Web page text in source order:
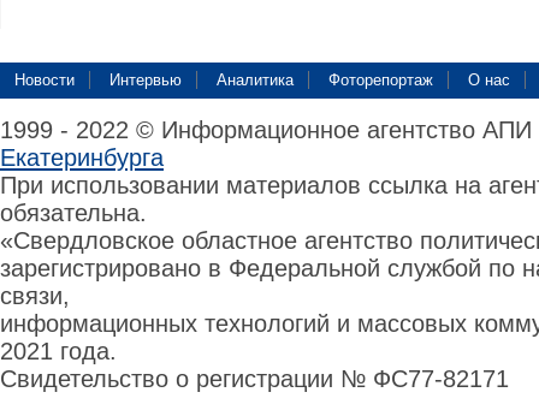
Новости Интервью Аналитика Фоторепортаж О нас
1999 - 2022 © Информационное агентство
Екатеринбурга
При использовании материалов ссылка на
обязательна.
«Свердловское областное агентство
зарегистрировано в Федеральной службой по
связи,
информационных технологий и массовых
2021 года.
Свидетельство о регистрации № ФС77-82171